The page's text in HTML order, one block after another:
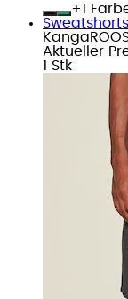
+
Aktueller
1 Stk